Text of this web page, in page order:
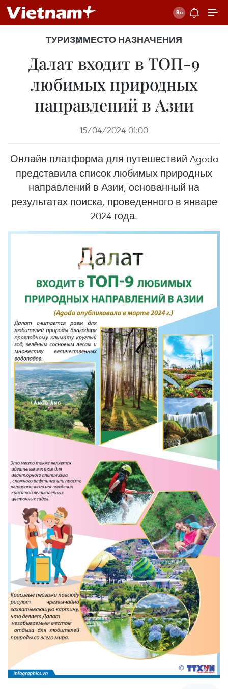
ТУРИЗММЕСТО НАЗНАЧЕНИЯ
Далат входит в ТОП-9
любимых природных
направлений в Азии
15/04/2024 01:00
Онлайн-платформа для путешествий Agoda
представила список любимых природных
направлений в Азии, основанный на
результатах поиска, проведенного в январе
2024 года.